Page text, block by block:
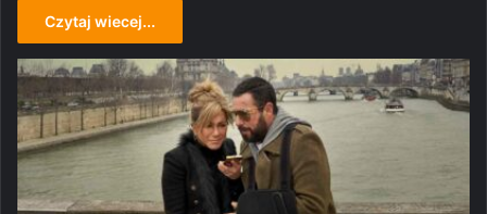
Czytaj wiecej...